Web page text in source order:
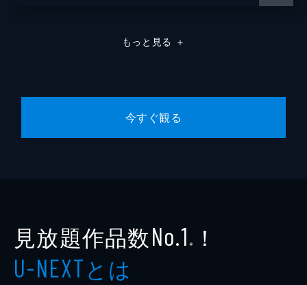
もっと見る ＋
今すぐ観る
見放題作品数No.1 ※ ！
U-NEXTとは